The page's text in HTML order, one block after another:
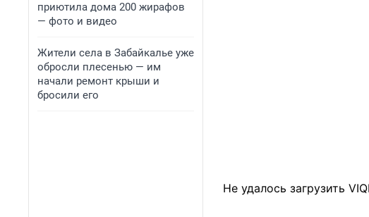
приютила дома 200 жирафов
— фото и видео
Жители села в Забайкалье уже
обросли плесенью — им
начали ремонт крыши и
бросили его
Не удалось загрузить